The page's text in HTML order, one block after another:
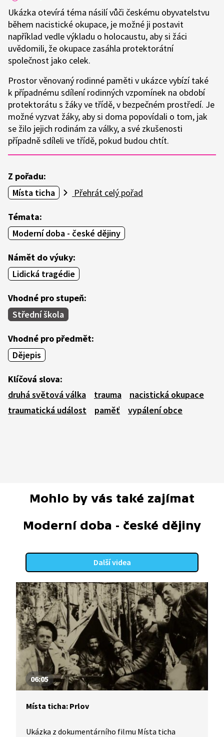
Ukázka otevírá téma násilí vůči českému obyvatelstvu
během nacistické okupace, je možné ji postavit
například vedle výkladu o holocaustu, aby si žáci
uvědomili, že okupace zasáhla protektorátní
společnost jako celek.
Prostor věnovaný rodinné paměti v ukázce vybízí také
k případnému sdílení rodinných vzpomínek na období
protektorátu s žáky ve třídě, v bezpečném prostředí. Je
možné vyzvat žáky, aby si doma popovídali o tom, jak
se žilo jejich rodinám za války, a své zkušenosti
případně sdíleli ve třídě, pokud budou chtít.
Z pořadu:
Místa ticha
Přehrát celý pořad
Témata:
Moderní doba - české dějiny
Námět do výuky:
Lidická tragédie
Vhodné pro stupeň:
Střední škola
Vhodné pro předmět:
Dějepis
Klíčová slova:
druhá světová válka
trauma
nacistická okupace
traumatická událost
paměť vypálení obce
Mohlo by vás také zajímat
Moderní doba - české dějiny
Další videa
06:05
Místa ticha: Prlov
Ukázka z dokumentárního filmu Místa ticha